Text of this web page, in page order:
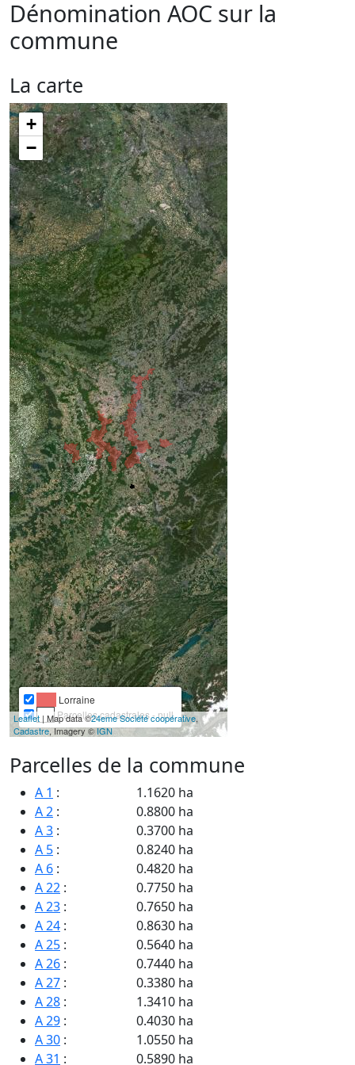
Dénomination AOC sur la
commune
La carte
+
−
Lorraine
Parcelles cadastrales - null
Leaflet | Map data ©24eme Société coopérative,
Cadastre, Imagery ©IGN
Parcelles de la commune
A 1 :
1.1620 ha
A 2 :
0.8800 ha
A 3 :
0.3700 ha
A 5 :
0.8240 ha
A 6 :
0.4820 ha
A 22 :
0.7750 ha
A 23 :
0.7650 ha
A 24 :
0.8630 ha
A 25 :
0.5640 ha
A 26 :
0.7440 ha
A 27 :
0.3380 ha
A 28 :
1.3410 ha
A 29 :
0.4030 ha
A 30 :
1.0550 ha
A 31 : 0.5890 ha